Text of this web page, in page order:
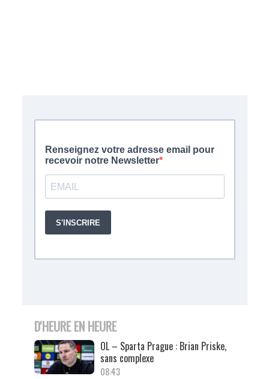
D'HEURE EN HEURE
OL – Sparta Prague : Brian Priske,
sans complexe
08:43